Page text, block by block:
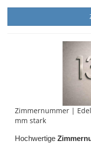
Zim­mer­num­mer |
mm stark
Hoch­wer­ti­ge